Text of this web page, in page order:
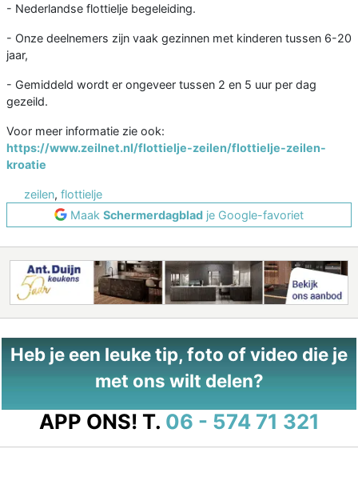
- Nederlandse flottielje begeleiding.
- Onze deelnemers zijn vaak gezinnen met kinderen tussen 6-20
jaar,
- Gemiddeld wordt er ongeveer tussen 2 en 5 uur per dag
gezeild.
​Voor meer informatie zie ook:
https://www.zeilnet.nl/flottielje-zeilen/flottielje-zeilen-
kroatie
zeilen, flottielje
Maak Schermerdagblad je Google-favoriet
Heb je een leuke tip, foto of video die je
met ons wilt delen?
APP ONS! T. 06 - 574 71 321